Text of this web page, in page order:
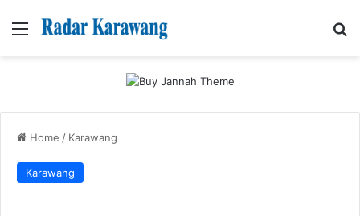
Menu
Home / Karawang
Karawang